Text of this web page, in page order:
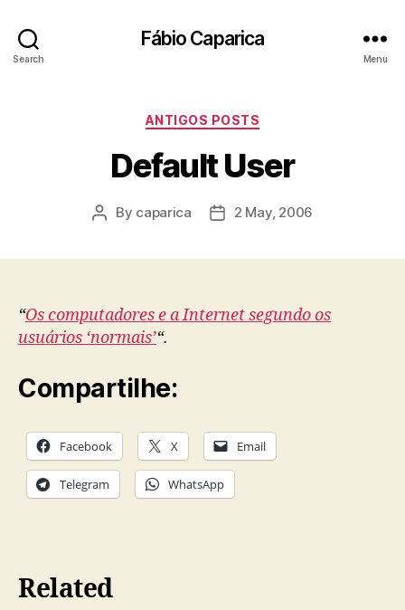
Search
Fábio Caparica
Menu
Categories
ANTIGOS POSTS
Default User
Post
By caparica
Post2 May, 2006
“Os computadores e a Internet segundo os
usuários ‘normais’“.
Compartilhe:
Facebook X Email
Telegram WhatsApp
Related